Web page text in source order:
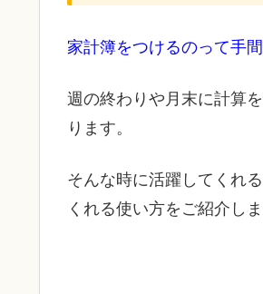
家計簿をつけるのって手
週の終わりや月末に計算
ります。
そんな時に活躍してくれ
くれる使い方をご紹介しま